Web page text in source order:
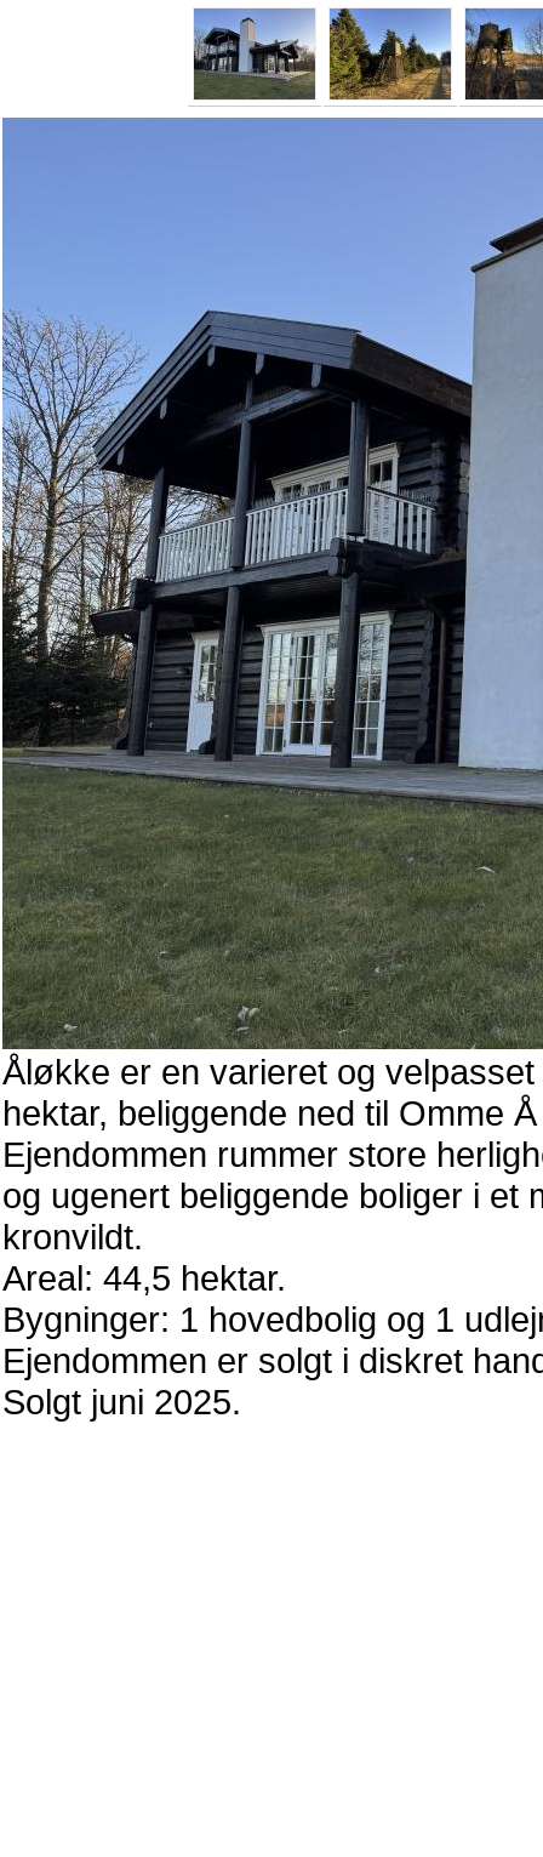
Åløkke er en varieret og
hektar, beliggende ned til Omme
Ejendommen rummer store
og ugenert beliggende boliger i et
kronvildt.
Areal: 44,5 hektar.
Bygninger: 1 hovedbolig og 1
Ejendommen er solgt i diskret
Solgt juni 2025.